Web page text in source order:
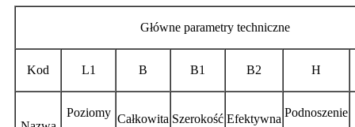
Główne parametry techniczne
Kod L1 B B1 B2 H
Poziomy Całkowita Szerokość Efektywna Podnoszenie